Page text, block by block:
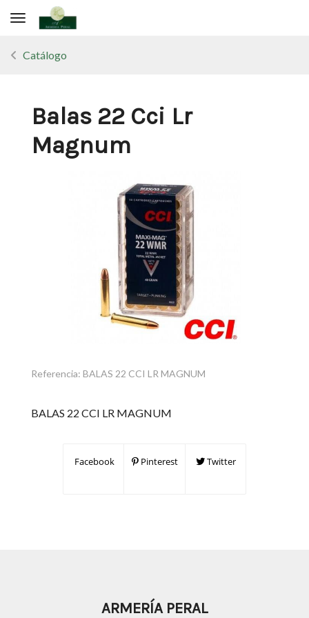
Toggle navigation
Catálogo
Balas 22 Cci Lr
Magnum
Referencia: BALAS 22 CCI LR MAGNUM
BALAS 22 CCI LR MAGNUM
Facebook Pinterest Twitter
ARMERÍA PERAL